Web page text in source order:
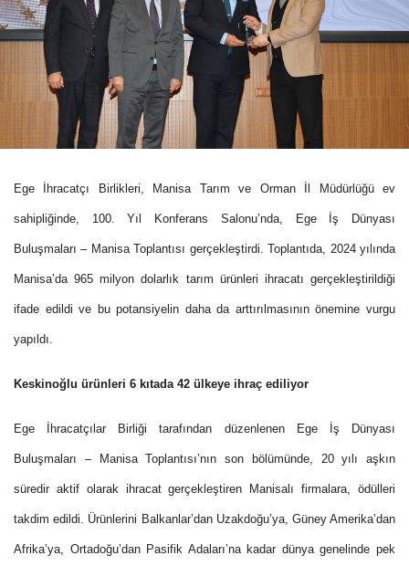
Ege İhracatçı Birlikleri, Manisa Tarım ve Orman İl Müdürlüğü ev
sahipliğinde, 100. Yıl Konferans Salonu’nda, Ege İş Dünyası
Buluşmaları – Manisa Toplantısı gerçekleştirdi. Toplantıda, 2024 yılında
Manisa’da 965 milyon dolarlık tarım ürünleri ihracatı gerçekleştirildiği
ifade edildi ve bu potansiyelin daha da arttırılmasının önemine vurgu
yapıldı.
Keskinoğlu ürünleri 6 kıtada 42 ülkeye ihraç ediliyor
Ege İhracatçılar Birliği tarafından düzenlenen Ege İş Dünyası
Buluşmaları – Manisa Toplantısı’nın son bölümünde, 20 yılı aşkın
süredir aktif olarak ihracat gerçekleştiren Manisalı firmalara, ödülleri
takdim edildi. Ürünlerini Balkanlar’dan Uzakdoğu’ya, Güney Amerika’dan
Afrika’ya, Ortadoğu’dan Pasifik Adaları’na kadar dünya genelinde pek